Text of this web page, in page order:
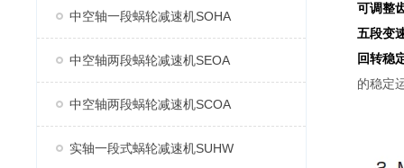
中空轴一段蜗轮减速机SOHA
中空轴两段蜗轮减速机SEOA
中空轴两段蜗轮减速机SCOA
实轴一段式蜗轮减速机SUHW
可调整
五段变
回转稳
的稳定